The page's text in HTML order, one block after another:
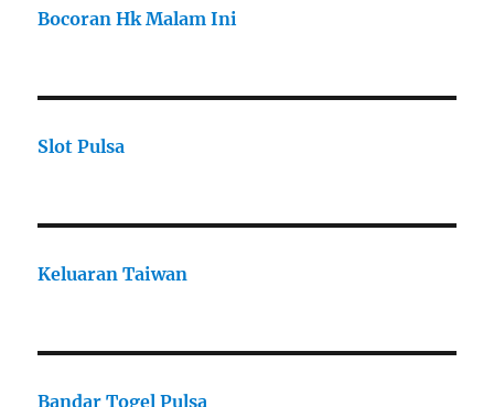
Bocoran Hk Malam Ini
Slot Pulsa
Keluaran Taiwan
Bandar Togel Pulsa